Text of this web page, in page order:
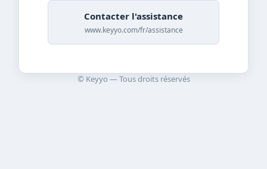
Contacter l'assistance
www.keyyo.com/fr/assistance
© Keyyo — Tous droits réservés